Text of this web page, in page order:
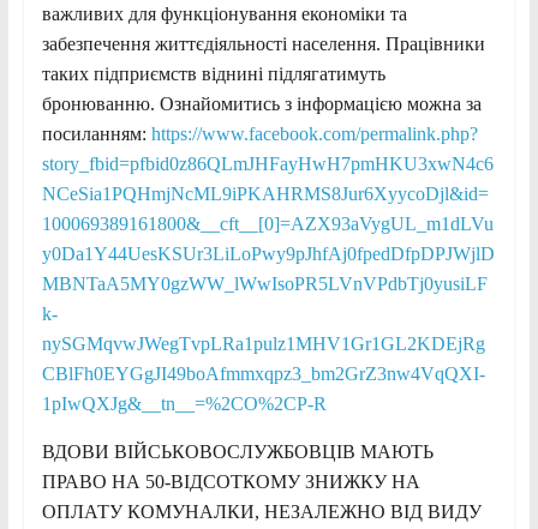
важливих для функціонування економіки та
забезпечення життєдіяльності населення. Працівники
таких підприємств віднині підлягатимуть
бронюванню. Ознайомитись з інформацією можна за
посиланням: https://www.facebook.com/permalink.php?
story_fbid=pfbid0z86QLmJHFayHwH7pmHKU3xwN4c6
NCeSia1PQHmjNcML9iPKAHRMS8Jur6XyycoDjl&id=
100069389161800&__cft__[0]=AZX93aVygUL_m1dLVu
y0Da1Y44UesKSUr3LiLoPwy9pJhfAj0fpedDfpDPJWjlD
MBNTaA5MY0gzWW_lWwIsoPR5LVnVPdbTj0yusiLF
k-
nySGMqvwJWegTvpLRa1pulz1MHV1Gr1GL2KDEjRg
CBlFh0EYGgJI49boAfmmxqpz3_bm2GrZ3nw4VqQXI-
1pIwQXJg&__tn__=%2CO%2CP-R
ВДОВИ ВІЙСЬКОВОСЛУЖБОВЦІВ МАЮТЬ
ПРАВО НА 50-ВІДСОТКОМУ ЗНИЖКУ НА
ОПЛАТУ КОМУНАЛКИ, НЕЗАЛЕЖНО ВІД ВИДУ